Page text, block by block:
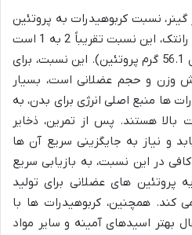
نسبت کربوهیدرات به پروتئین
آن است. در گینر پرو کمپلکس رانتک، این نسبت تقریباً 2 به 1 است
(100 گرم کربوهیدرات در مقابل 56.1 گرم پروتئین). این نسبت، برای
وزن و حجم عضلانی است، بسیار
ها منبع اصلی انرژی برای بدن، به
بالا هستند. پس از تمرین، ذخایر
و نیاز به جایگزینی سریع آن ها
در این نسبت، به بازیابی سریع
پروتئین های عضلانی برای تولید
کند. همچنین، کربوهیدرات ها با
بهتر اسیدهای آمینه و سایر مواد